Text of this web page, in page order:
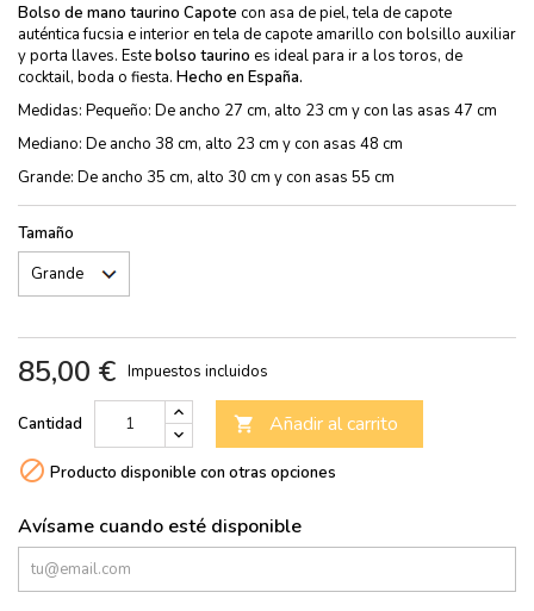
Bolso de mano taurino Capote con asa de piel, tela de capote
auténtica fucsia e interior en tela de capote amarillo con bolsillo auxiliar
y porta llaves. Estebolso taurino es ideal para ir a los toros, de
cocktail, boda o fiesta. Hecho en España.
Medidas: Pequeño: De ancho 27 cm, alto 23 cm y con las asas 47 cm
Mediano: De ancho 38 cm, alto 23 cm y con asas 48 cm
Grande: De ancho 35 cm, alto 30 cm y con asas 55 cm
Tamaño
85,00 € Impuestos incluidos
Cantidad  Añadir al carrito
 Producto disponible con otras opciones
Avísame cuando esté disponible